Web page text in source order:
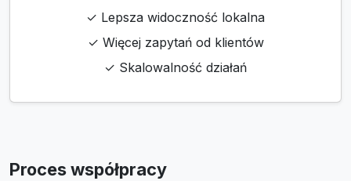
✓ Lepsza widoczność lokalna
✓ Więcej zapytań od klientów
✓ Skalowalność działań
Proces współpracy